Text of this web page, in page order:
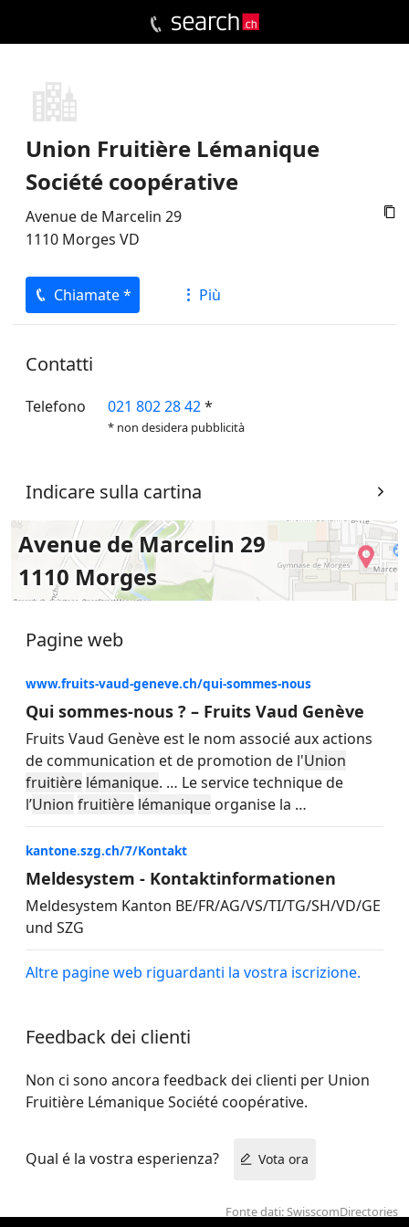
Union Fruitière Lémanique
Société coopérative

Avenue de Marcelin 29
1110 Morges VD
Chiamate * Più
Contatti
Telefono 021 802 28 42*
* non desidera pubblicità
Indicare sulla cartina
Avenue de Marcelin 29
1110 Morges
Pagine web
www.fruits-vaud-geneve.ch/qui-sommes-nous
Qui sommes-nous ? – Fruits Vaud Genève
Fruits Vaud Genève est le nom associé aux actions
de communication et de promotion de l'Union
fruitière lémanique. … Le service technique de
l’Union fruitière lémanique organise la …
kantone.szg.ch/7/Kontakt
Meldesystem - Kontaktinformationen
Meldesystem Kanton BE/FR/AG/VS/TI/TG/SH/VD/GE
und SZG
Altre pagine web riguardanti la vostra iscrizione.
Feedback dei clienti
Non ci sono ancora feedback dei clienti per Union
Fruitière Lémanique Société coopérative.
Qual é la vostra esperienza? Vota ora
Fonte dati: SwisscomDirectories